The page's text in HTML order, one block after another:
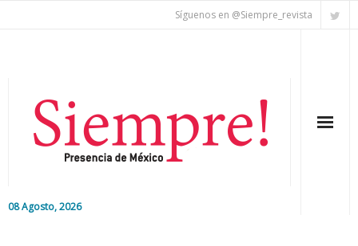
Síguenos en @Siempre_revista
08 Agosto, 2026